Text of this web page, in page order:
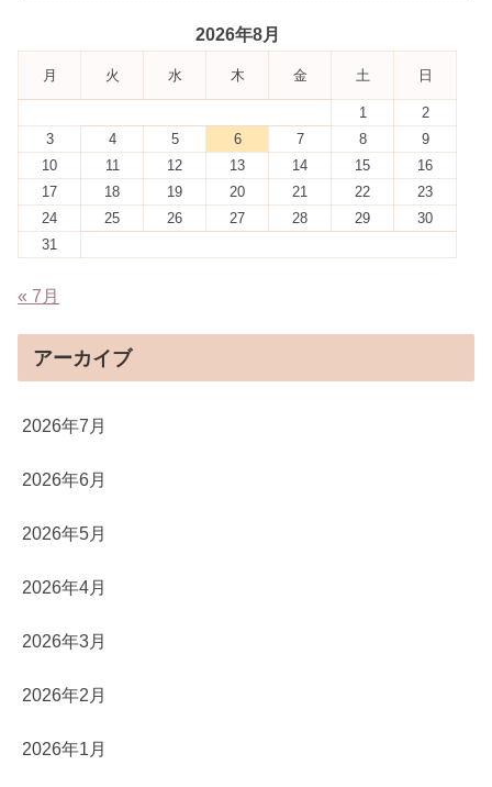
2026年8月
月 火 水 木 金 土 日
1
2
3
4 5 6 7 8
9
10
11 12 13 14 15
16
17
18 19 20 21 22
23
24
25 26 27 28 29
30
31
« 7月
アーカイブ
2026年7月
2026年6月
2026年5月
2026年4月
2026年3月
2026年2月
2026年1月